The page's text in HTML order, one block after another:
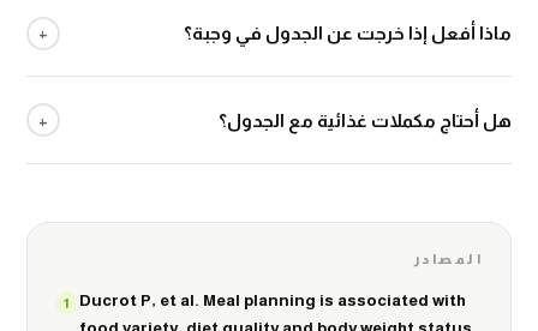
هو أن تصل لمرحلة تقدّر فيها بالنظر. القياس الدائم يصبح عبئاً يدفع
ماذا أفعل إذا خرجت عن الجدول في وجبة؟ +
وجبة صحية واحدة لا تصنع نتيجة. المشكلة تبدأ حين نعتبر الانحراف
هل أحتاج مكملات غذائية مع الجدول؟ +
المصادر
Ducrot P, et al. Meal planning is associated with